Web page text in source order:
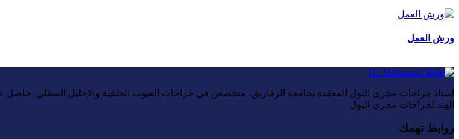
ورش العمل
الهند لجراحات مجرى البول
روابط تهمك